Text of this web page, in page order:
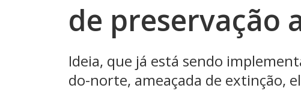
de preservação
Ideia, que já está sendo
do-norte, ameaçada de extinção,